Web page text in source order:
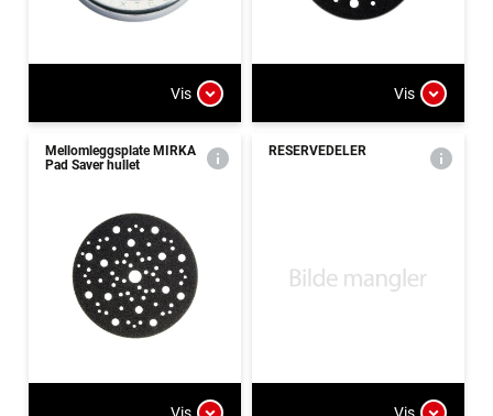
Vis Vis
Mellomleggsplate MIRKA
Pad Saver hullet
Vis
RESERVEDELER
Vis